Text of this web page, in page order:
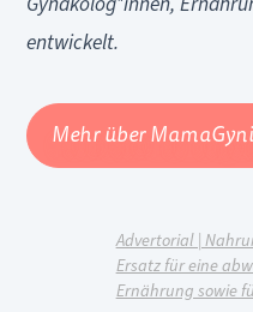
entwickelt.
Mehr über
Advertorial |
Ersatz für eine
Ernährung sowie